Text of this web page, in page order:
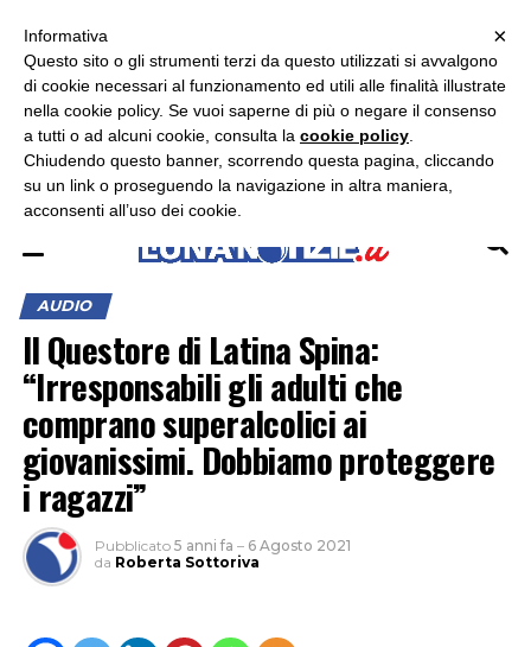
ASCOLTA RADIO LUNA
AUDIO
Il Questore di Latina Spina:
“Irresponsabili gli adulti che
comprano superalcolici ai
giovanissimi. Dobbiamo proteggere
i ragazzi”
Pubblicato 5 anni fa – 6 Agosto 2021
da Roberta Sottoriva
×
×
Informativa
Questo sito o gli strumenti terzi da questo utilizzati si avvalgono
di cookie necessari al funzionamento ed utili alle finalità illustrate
nella cookie policy. Se vuoi saperne di più o negare il consenso
a tutti o ad alcuni cookie, consulta la cookie policy
Chiudendo questo banner, scorrendo questa pagina, cliccando
su un link o proseguendo la navigazione in altra maniera,
acconsenti all’uso dei cookie.